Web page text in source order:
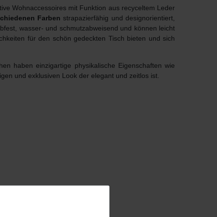
Wohnaccessoires mit Funktion aus recyceltem Leder
Farben strapazierfähig und designorientiert,
wasser- und schmutzabweisend und können leicht
für den schön gedeckten Tisch bieten und sich
haben einzigartige physikalische Eigenschaften wie
und exklusiven Look der elegant und zeitlos ist.